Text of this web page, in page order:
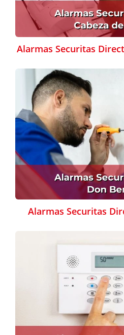
Alarmas Securitas
Alarmas Securitas